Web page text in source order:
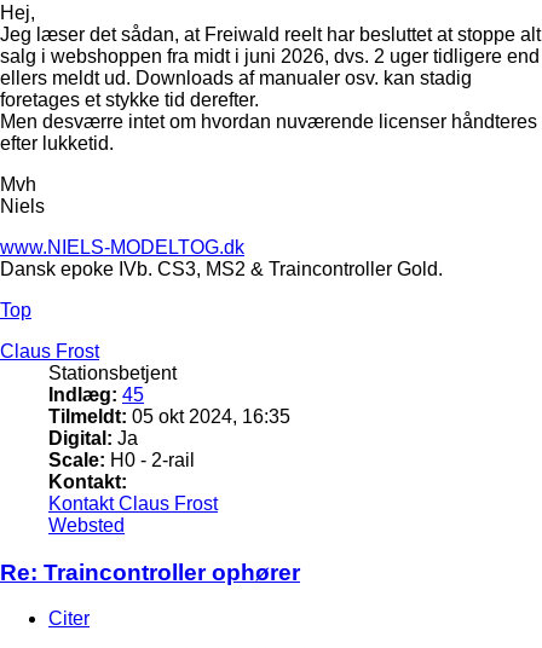
Hej,
Jeg læser det sådan, at Freiwald reelt har besluttet at stoppe alt
salg i webshoppen fra midt i juni 2026, dvs. 2 uger tidligere end
ellers meldt ud. Downloads af manualer osv. kan stadig
foretages et stykke tid derefter.
Men desværre intet om hvordan nuværende licenser håndteres
efter lukketid.
Mvh
Niels
www.NIELS-MODELTOG.dk
Dansk epoke IVb. CS3, MS2 & Traincontroller Gold.
Top
Claus Frost
Stationsbetjent
Indlæg: 45
Tilmeldt: 05 okt 2024, 16:35
Digital: Ja
Scale: H0 - 2-rail
Kontakt:
Kontakt Claus Frost
Websted
Re: Traincontroller ophører
Citer